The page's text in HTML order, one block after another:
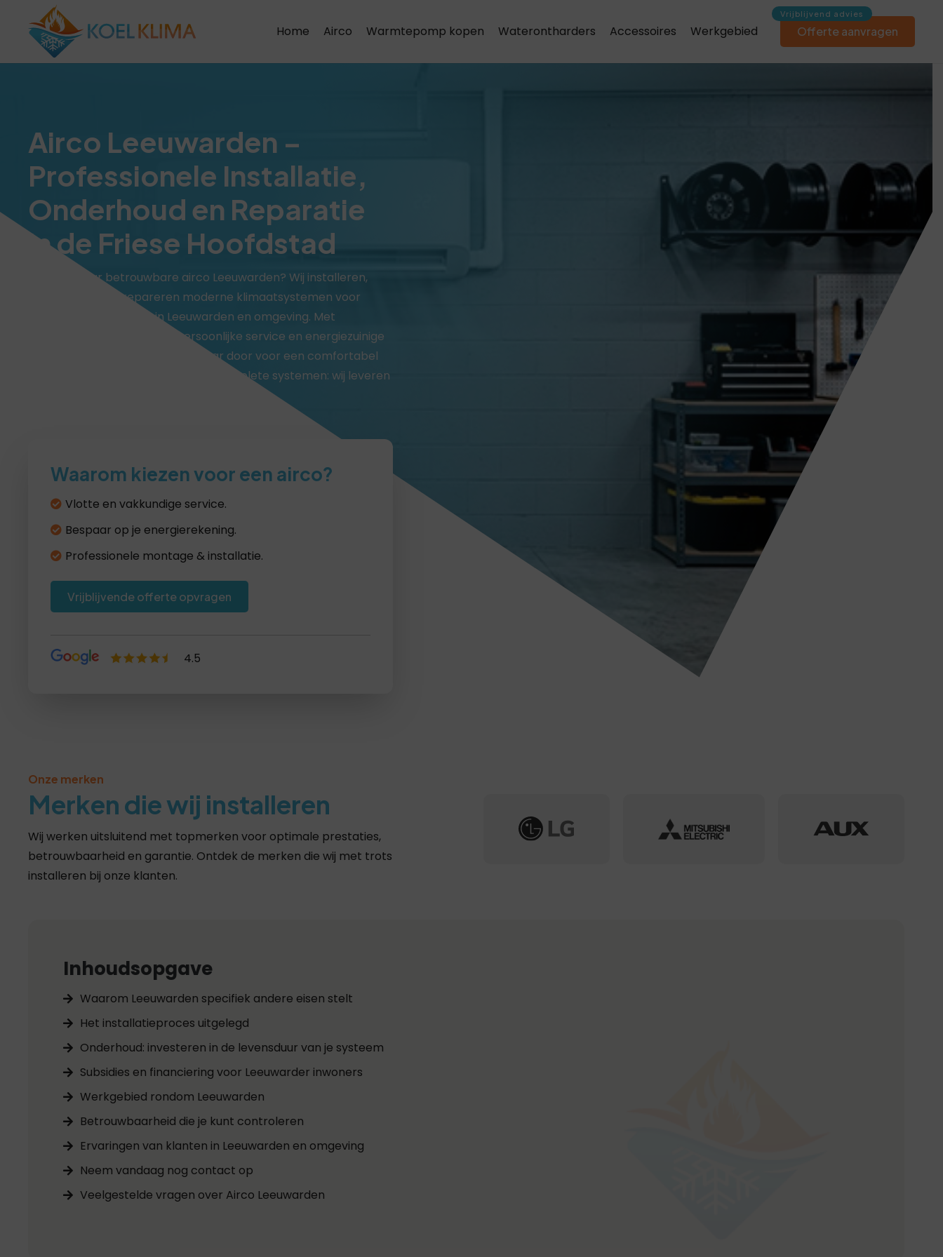
Home Airco Warmtepomp kopen Waterontharders Accessoires Werkgebied Offerte aanvragen
Airco Leeuwarden –
Professionele Installatie,
Onderhoud en Reparatie
in de Friese Hoofdstad
Op zoek naar betrouwbare airco Leeuwarden? Wij installeren,
onderhouden en repareren moderne klimaatsystemen voor
woningen en bedrijven in Leeuwarden en omgeving. Met
gecertificeerde monteurs, persoonlijke service en energiezuinige
oplossingen zorgen wij het hele jaar door voor een comfortabel
binnenklimaat. Van split-units tot complete systemen: wij leveren
Waarom kiezen voor een airco?
Vlotte en vakkundige service.
Bespaar op je energierekening.
Professionele montage & installatie.
Vrijblijvende offerte opvragen
4.5
Onze merken
Merken die wij installeren
Wij werken uitsluitend met topmerken voor optimale prestaties,
betrouwbaarheid en garantie. Ontdek de merken die wij met trots
installeren bij onze klanten.
Inhoudsopgave
Waarom Leeuwarden specifiek andere eisen stelt
Het installatieproces uitgelegd
Onderhoud: investeren in de levensduur van je systeem
Subsidies en financiering voor Leeuwarder inwoners
Werkgebied rondom Leeuwarden
Betrouwbaarheid die je kunt controleren
Ervaringen van klanten in Leeuwarden en omgeving
Neem vandaag nog contact op
Veelgestelde vragen over Airco Leeuwarden